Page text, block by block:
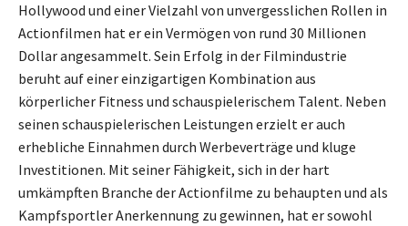
Hollywood und einer Vielzahl von unvergesslichen Rollen in
Actionfilmen hat er ein Vermögen von rund 30 Millionen
Dollar angesammelt. Sein Erfolg in der Filmindustrie
beruht auf einer einzigartigen Kombination aus
körperlicher Fitness und schauspielerischem Talent. Neben
seinen schauspielerischen Leistungen erzielt er auch
erhebliche Einnahmen durch Werbeverträge und kluge
Investitionen. Mit seiner Fähigkeit, sich in der hart
umkämpften Branche der Actionfilme zu behaupten und als
Kampfsportler Anerkennung zu gewinnen, hat er sowohl